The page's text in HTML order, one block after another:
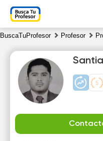
BuscaTuProfesor Profesor
10
Tu
11